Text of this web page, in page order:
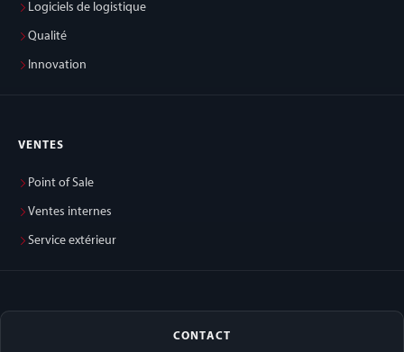
Logiciels de logistique
Qualité
Innovation
VENTES
Point of Sale
Ventes internes
Service extérieur
CONTACT